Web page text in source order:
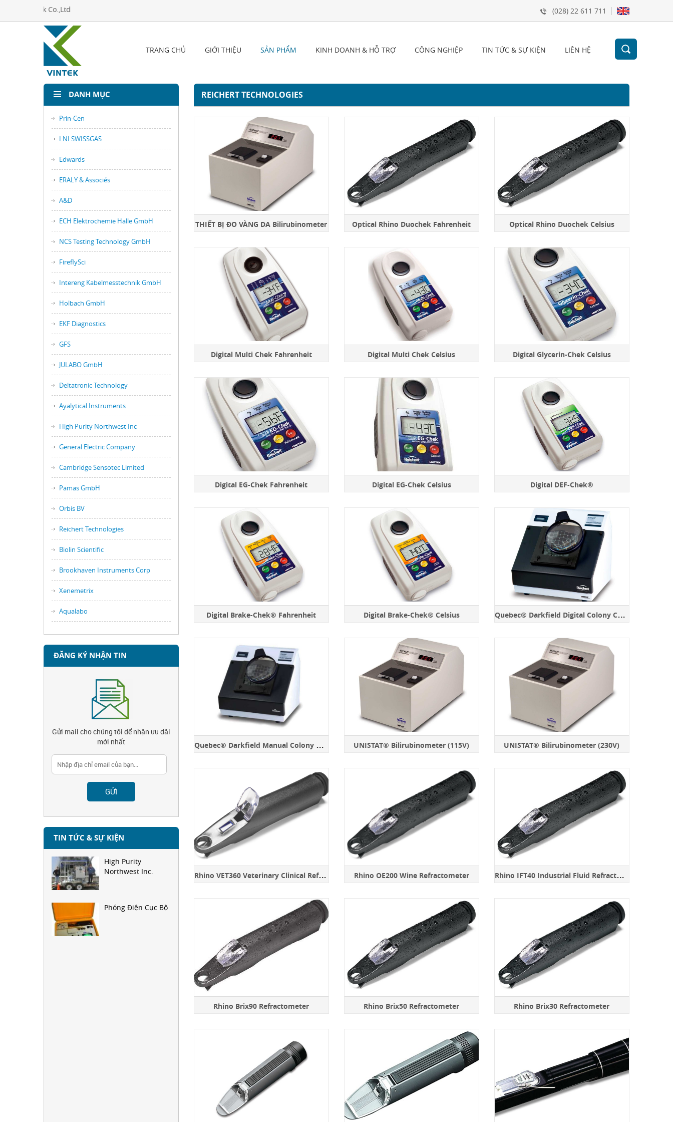
(028) 22 611 711
TRANG CHỦ GIỚI THIỆU SẢN PHẨM KINH DOANH & HỖ TRỢ CÔNG NGHIỆP TIN TỨC & SỰ KIỆN LIÊN HỆ
DANH MỤC
Prin-Cen
LNI SWISSGAS
Edwards
ERALY & Associés
A&D
ECH Elektrochemie Halle GmbH
NCS Testing Technology GmbH
FireflySci
Intereng Kabelmesstechnik GmbH
Holbach GmbH
EKF Diagnostics
GFS
JULABO GmbH
Deltatronic Technology
Ayalytical Instruments
High Purity Northwest Inc
General Electric Company
Cambridge Sensotec Limited
Pamas GmbH
Orbis BV
Reichert Technologies
Biolin Scientific
Brookhaven Instruments Corp
Xenemetrix
Aqualabo
ĐĂNG KÝ NHẬN TIN
Gửi mail cho chúng tôi dể nhận ưu đãi
mới nhất
TIN TỨC & SỰ KIỆN
High Purity
Northwest Inc.
Phóng Điện Cục Bộ
REICHERT TECHNOLOGIES
THIẾT BỊ ĐO VÀNG DA Bilirubinometer Optical Rhino Duochek Fahrenheit Optical Rhino Duochek Celsius
Digital Multi Chek Fahrenheit Digital Multi Chek Celsius Digital Glycerin-Chek Celsius
Digital EG-Chek Fahrenheit Digital EG-Chek Celsius Digital DEF-Chek®
Digital Brake-Chek® Fahrenheit Digital Brake-Chek® Celsius Q
uebec® Darkfield Digital Colony Counter (220V50Hz)
Q
uebec® Darkfield Manual Colony Counter (220V/50Hz) UNISTAT® Bilirubinometer (115V) UNISTAT® Bilirubinometer (230V)
R
hino VET360 Veterinary Clinical Refractometer Rhino OE200 Wine Refractometer R
hino IFT40 Industrial Fluid Refractometer
Rhino Brix90 Refractometer Rhino Brix50 Refractometer Rhino Brix30 Refractometer